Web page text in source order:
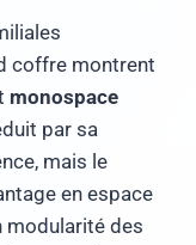
coffre montrent
monospace
par sa
mais le
en espace
modularité des